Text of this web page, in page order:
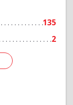
135
2
Подробнее